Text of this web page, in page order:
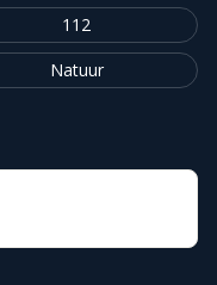
112
Natuur